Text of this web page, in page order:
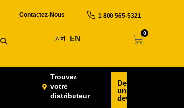
Contactez-Nous 1 800 565-5321
EN
0
Trouvez
votre
distributeur
Demander
un
devis